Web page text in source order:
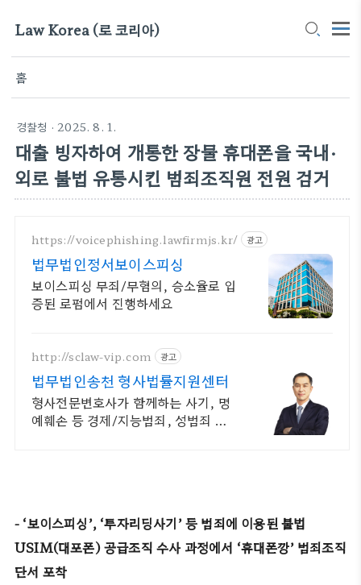
Law Korea (로 코리아)
홈
경찰청 · 2025. 8. 1.
대출 빙자하여 개통한 장물 휴대폰을 국내·
외로 불법 유통시킨 범죄조직원 전원 검거
https://voicephishing.lawfirmjs.kr/ 광고
법무법인정서보이스피싱
보이스피싱 무죄/무혐의, 승소율로 입
증된 로펌에서 진행하세요
http://sclaw-vip.com 광고
법무법인송천 형사법률지원센터
형사전문변호사가 함께하는 사기, 명
예훼손 등 경제/지능범죄, 성범죄 사
- ‘보이스피싱’, ‘투자리딩사기’ 등 범죄에 이용된 불법
USIM(대포폰) 공급조직 수사 과정에서 ‘휴대폰깡’ 범죄조직
단서 포착